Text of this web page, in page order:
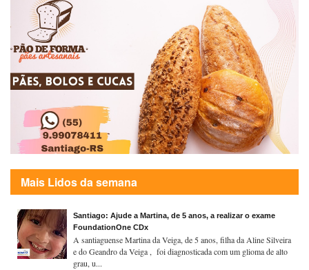
Mais Lidos da semana
Santiago: Ajude a Martina, de 5 anos, a realizar o exame
FoundationOne CDx
A santiaguense Martina da Veiga, de 5 anos, filha da Aline Silveira
e do Geandro da Veiga , foi diagnosticada com um glioma de alto
grau, u...